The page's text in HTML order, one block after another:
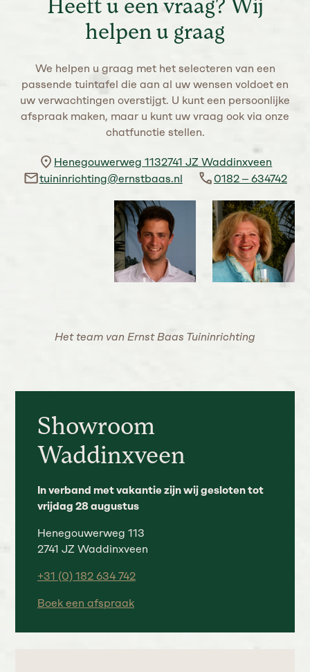
Heeft u een vraag? Wij
helpen u graag
We helpen u graag met het selecteren van een
passende tuintafel die aan al uw wensen voldoet en
uw verwachtingen overstijgt. U kunt een persoonlijke
afspraak maken, maar u kunt uw vraag ook via onze
chatfunctie stellen.
Henegouwerweg 1132741 JZ Waddinxveen
tuininrichting@ernstbaas.nl
0182 – 634742
Het team van Ernst Baas Tuininrichting
Showroom
Waddinxveen
In verband met vakantie zijn wij gesloten tot
vrijdag 28 augustus
Henegouwerweg 113
2741 JZ Waddinxveen
+31 (0) 182 634 742
Boek een afspraak